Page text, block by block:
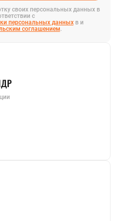
своих персональных данных в
с
персональных данныхв и
соглашением.